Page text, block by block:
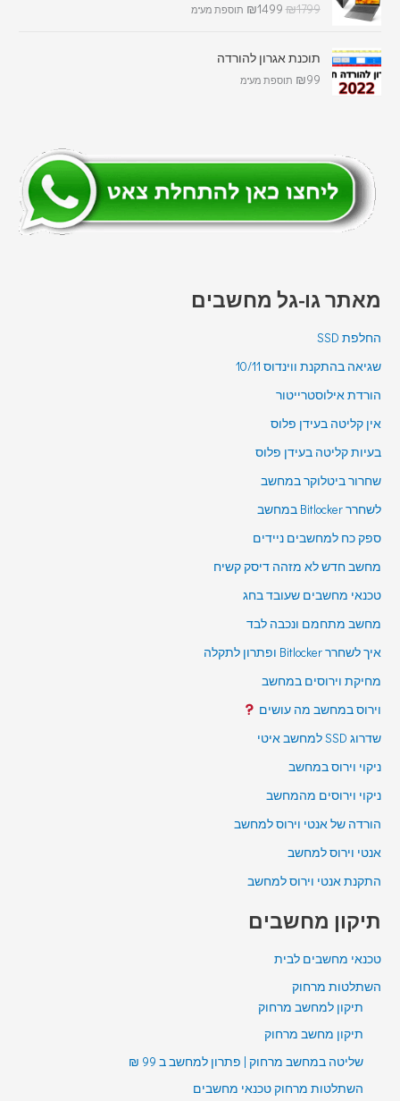
₪1799
₪1499 תוספת מע"מ
תוכנת אגרון להורדה
₪99 תוספת מע"מ
מאתר גו-גל מחשבים
החלפת SSD
שגיאה בהתקנת ווינדוס 10/11
הורדת אילוסטרייטור
אין קליטה בעידן פלוס
בעיות קליטה בעידן פלוס
שחרור ביטלוקר במחשב
לשחרר Bitlocker במחשב
ספק כח למחשבים ניידים
מחשב חדש לא מזהה דיסק קשיח
טכנאי מחשבים שעובד בחג
מחשב מתחמם ונכבה לבד
איך לשחרר Bitlocker ופתרון לתקלה
מחיקת וירוסים במחשב
וירוס במחשב מה עושים
שדרוג SSD למחשב איטי
ניקוי וירוס במחשב
ניקוי וירוסים מהמחשב
הורדה של אנטי וירוס למחשב
אנטי וירוס למחשב
התקנת אנטי וירוס למחשב
תיקון מחשבים
טכנאי מחשבים לבית
השתלטות מרחוק
תיקון למחשב מרחוק
תיקון מחשב מרחוק
שליטה במחשב מרחוק | פתרון למחשב ב 99 ₪
השתלטות מרחוק טכנאי מחשבים